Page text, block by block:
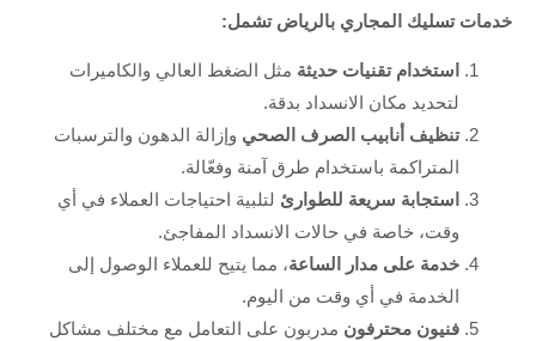
خدمات تسليك المجاري بالرياض تشمل:
استخدام تقنيات حديثة مثل الضغط العالي والكاميرات
لتحديد مكان الانسداد بدقة.
تنظيف أنابيب الصرف الصحي وإزالة الدهون والترسبات
المتراكمة باستخدام طرق آمنة وفعّالة.
استجابة سريعة للطوارئ لتلبية احتياجات العملاء في أي
وقت، خاصة في حالات الانسداد المفاجئ.
خدمة على مدار الساعة، مما يتيح للعملاء الوصول إلى
الخدمة في أي وقت من اليوم.
فنيون محترفون مدربون على التعامل مع مختلف مشاكل